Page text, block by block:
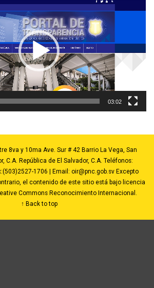
03:02
8va y 10ma Ave. Sur # 42 Barrio La Vega, San
C.A. República de El Salvador, C.A. Teléfonos:
1706 | Email: oir@pnc.gob.svExcepto
el contenido de este sitio está bajo licencia
Commons Reconocimiento Internacional.
↑ Back to top